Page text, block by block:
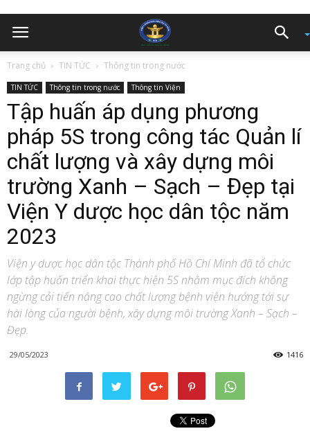
Trang chủ TIN TỨC Thông tin trong nước
TIN TỨC Thông tin trong nước Thông tin Viện
Tập huấn áp dụng phương
pháp 5S trong công tác Quản lí
chất lượng và xây dựng môi
trường Xanh – Sạch – Đẹp tại
Viện Y dược học dân tộc năm
2023
Viện y dược học dân tộc Thành phố Hồ Chí Minh đã tổ chức
lớp tập huấn triển khai thực hiện 5S nhằm mục đích không
ngừng cải tiến nâng cao chất lượng bệnh viện hướng tới sự
hài lòng của người bệnh, xây dựng môi trường Xanh – Sạch –
Đẹp.
29/05/2023 1416